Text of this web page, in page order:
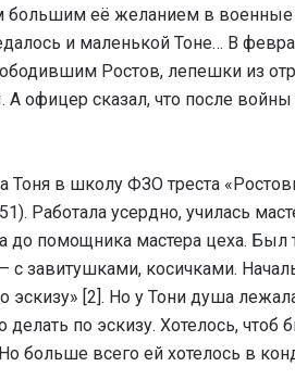
большим её желанием в
и маленькой Тоне… В
Ростов, лепешки из
А офицер сказал, что после
Тоня в школу ФЗО треста
Работала усердно, училась
до помощника мастера цеха. Был
с завитушками, косичками.
эскизу» [2]. Но у Тони душа
делать по эскизу. Хотелось,
больше всего ей хотелось в